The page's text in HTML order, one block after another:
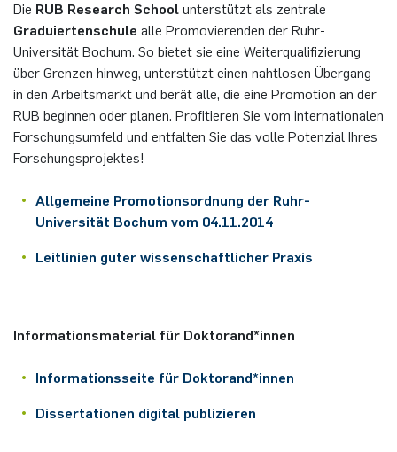
Die RUB Research School unterstützt als zentrale
Graduiertenschule alle Promovierenden der Ruhr-
Universität Bochum. So bietet sie eine Weiterqualifizierung
über Grenzen hinweg, unterstützt einen nahtlosen Übergang
in den Arbeitsmarkt und berät alle, die eine Promotion an der
RUB beginnen oder planen. Profitieren Sie vom internationalen
Forschungsumfeld und entfalten Sie das volle Potenzial Ihres
Forschungsprojektes!
Allgemeine Promotionsordnung der Ruhr-
Universität Bochum vom 04.11.2014
Leitlinien guter wissenschaftlicher Praxis
Informationsmaterial für Doktorand*innen
Informationsseite für Doktorand*innen
Dissertationen digital publizieren